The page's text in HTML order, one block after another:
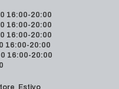
16:00-20:00
16:00-20:00
16:00-20:00
16:00-20:00
16:00-20:00
Store Estivo